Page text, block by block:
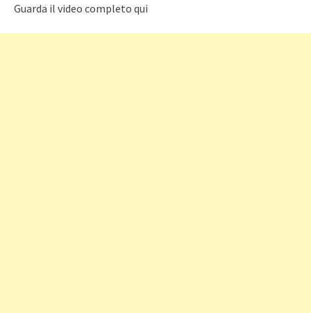
Guarda il video completo qui